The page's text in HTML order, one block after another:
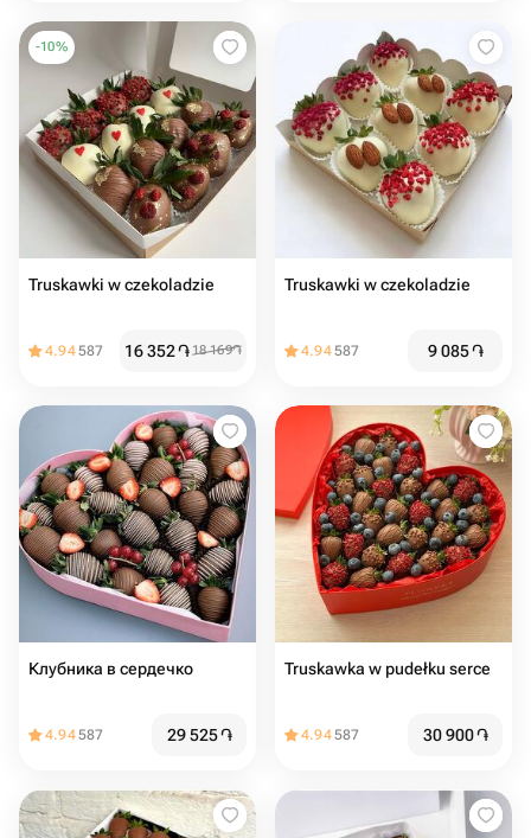
-10%
Truskawki w czekoladzie
4.94587 16 352֏18 169֏
Truskawki w czekoladzie
4.94587 9 085֏
Клубника в сердечко
4.94587 29 525֏
Truskawka w pudełku serce
4.94587 30 900֏